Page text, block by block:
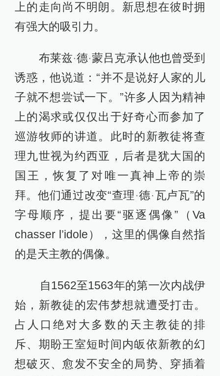
上的走向尚不明朗。新思想在彼时拥
有强大的吸引力。
布莱兹·德·蒙吕克承认他也曾受到
诱惑，他说道：“并不是说好人家的儿
子就不想尝试一下。”许多人因为精神
上的渴求或仅仅出于好奇心而参加了
巡游牧师的讲道。此时的新教徒将查
理九世视为约西亚，后者是犹大国的
国王，恢复了对唯一真神上帝的崇
拜。他们通过改变“查理·德·瓦卢瓦”的
字母顺序，提出要“驱逐偶像”（Va
chasser l’idole），这里的偶像自然指
的是天主教的偶像。
自1562至1563年的第一次内战伊
始，新教徒的宏伟梦想就遭受打击。
占人口绝对大多数的天主教徒的排
斥、期盼王室短时间内皈依新教的幻
想破灭、愈发不安全的局势、穿插着